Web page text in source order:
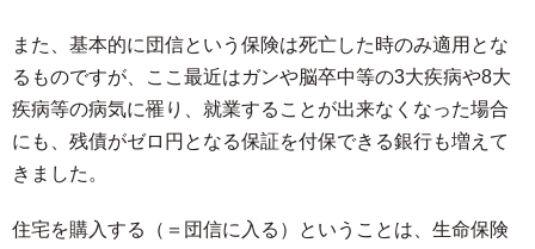
また、基本的に団信という保険は死亡した時のみ適用とな
るものですが、ここ最近はガンや脳卒中等の3大疾病や8大
疾病等の病気に罹り、就業することが出来なくなった場合
にも、残債がゼロ円となる保証を付保できる銀行も増えて
きました。
住宅を購入する（＝団信に入る）ということは、生命保険